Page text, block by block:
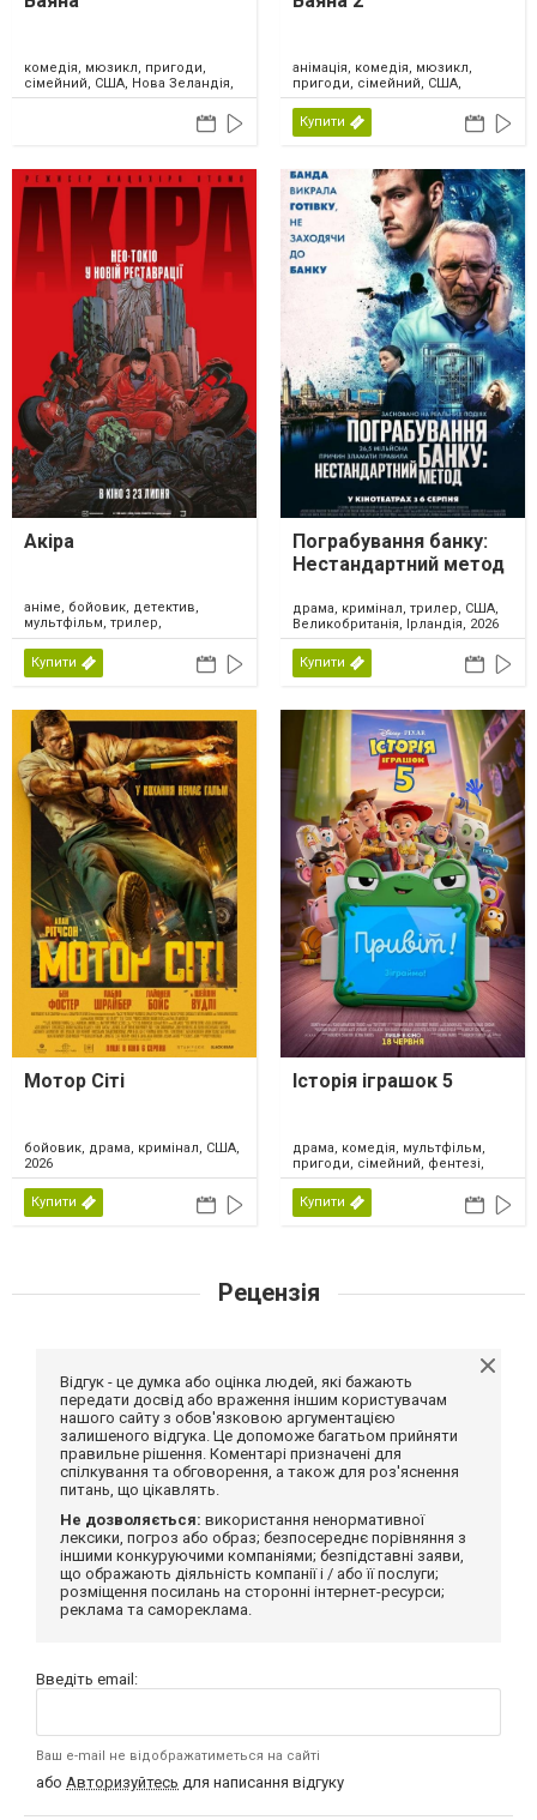
комедія, мюзикл, пригоди,
сімейний, США, Нова Зеландія,
2026
анімація, комедія, мюзикл,
пригоди, сімейний, США,
Канада, 2024
Купити
Акіра
аніме, бойовик, детектив,
мультфільм, трилер,
фантастика, Японія, 2026
Купити
Пограбування банку:
Нестандартний метод
драма, кримінал, трилер, США,
Великобританія, Ірландія, 2026
Купити
Мотор Сіті
бойовик, драма, кримінал, США,
2026
Купити
Історія іграшок 5
драма, комедія, мультфільм,
пригоди, сімейний, фентезі,
США, 2026
Купити
Рецензія
Відгук - це думка або оцінка людей, які бажають
передати досвід або враження іншим користувачам
нашого сайту з обов'язковою аргументацією
залишеного відгука. Це допоможе багатьом прийняти
правильне рішення. Коментарі призначені для
спілкування та обговорення, а також для роз'яснення
питань, що цікавлять.
Не дозволяється: використання ненормативної
лексики, погроз або образ; безпосереднє порівняння з
іншими конкуруючими компаніями; безпідставні заяви,
що ображають діяльність компанії і / або її послуги;
розміщення посилань на сторонні інтернет-ресурси;
реклама та самореклама.
Введіть email:
Ваш e-mail не відображатиметься на сайті
або Авторизуйтесь для написання відгуку